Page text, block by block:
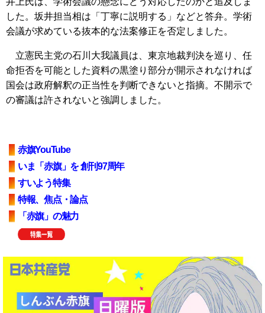
した。坂井担当相は「丁寧に説明する」などと答弁。学術
会議が求めている抜本的な法案修正を否定しました。
立憲民主党の石川大我議員は、東京地裁判決を巡り、任
命拒否を可能とした資料の黒塗り部分が開示されなければ
国会は政府解釈の正当性を判断できないと指摘。不開示で
の審議は許されないと強調しました。
赤旗YouTube
いま「赤旗」を 創刊97周年
すいよう特集
特報、焦点・論点
「赤旗」の魅力